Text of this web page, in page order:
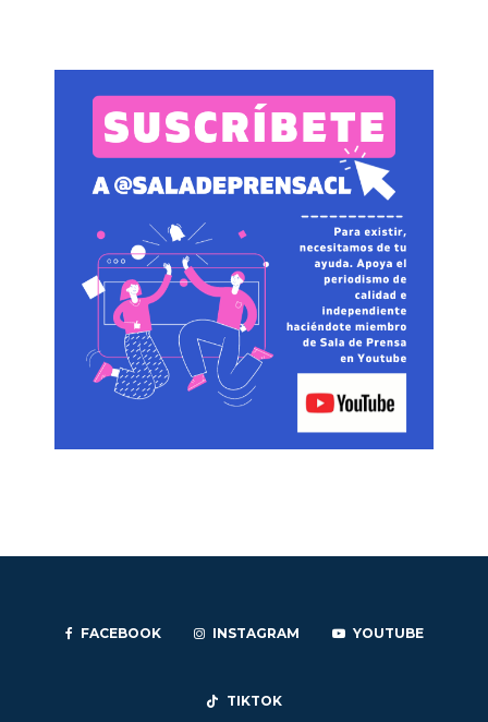
FACEBOOK INSTAGRAM YOUTUBE
TIKTOK